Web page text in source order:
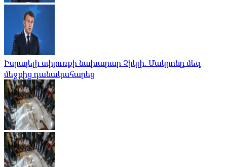
Իսրայելի սփյուռքի նախարար Չիկլի. Մակրոնը մեզ
մեջքից դանակահարեց